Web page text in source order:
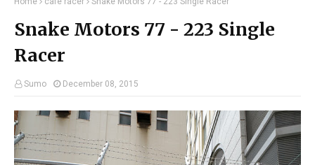
Snake Motors 77 - 223 Single
Racer
Sumo December 08, 2015